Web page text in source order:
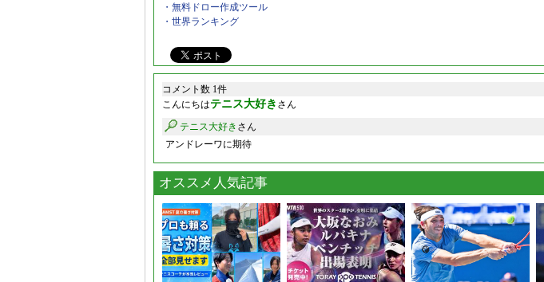
・無料ドロー作成ツール
・世界ランキング
コメント数 1件
こんにちはテニス大好き さん
テニス大好き さん
アンドレーワに期待
オススメ人気記事